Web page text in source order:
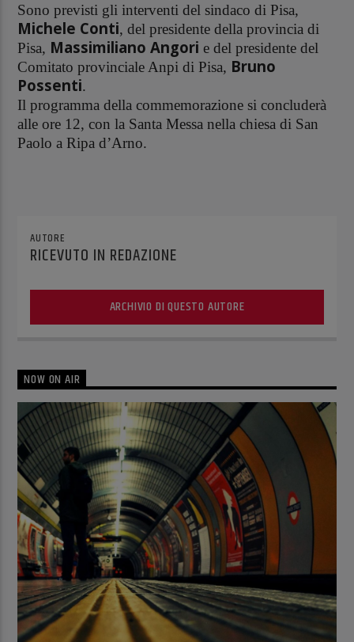
Sono previsti gli interventi del sindaco di Pisa,
Michele Conti, del presidente della provincia di
Pisa, Massimiliano Angori e del presidente del
Comitato provinciale Anpi di Pisa, Bruno
Possenti.
Il programma della commemorazione si concluderà
alle ore 12, con la Santa Messa nella chiesa di San
Paolo a Ripa d’Arno.
AUTORE
RICEVUTO IN REDAZIONE
ARCHIVIO DI QUESTO AUTORE
NOW ON AIR